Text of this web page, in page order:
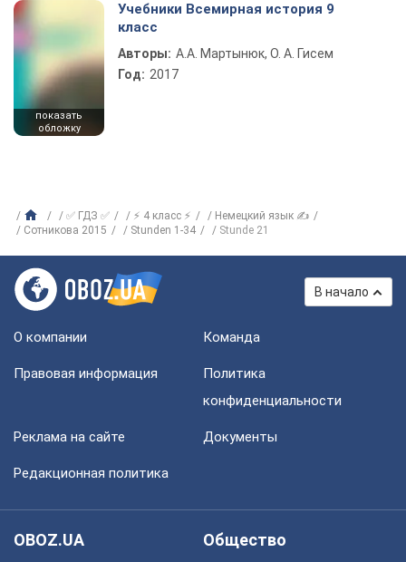
показать
обложку
Учебники Всемирная история 9
класс
Авторы: А.А. Мартынюк, О. А. Гисем
Год: 2017
✅ ГДЗ ✅ ⚡ 4 класс ⚡
Немецкий язык ✍
Сотникова 2015
Stunden 1-34 Stunde 21
В начало
О компании Команда
Правовая информация
Политика
конфиденциальности
Реклама на сайте Документы
Редакционная политика
OBOZ.UA
Общество